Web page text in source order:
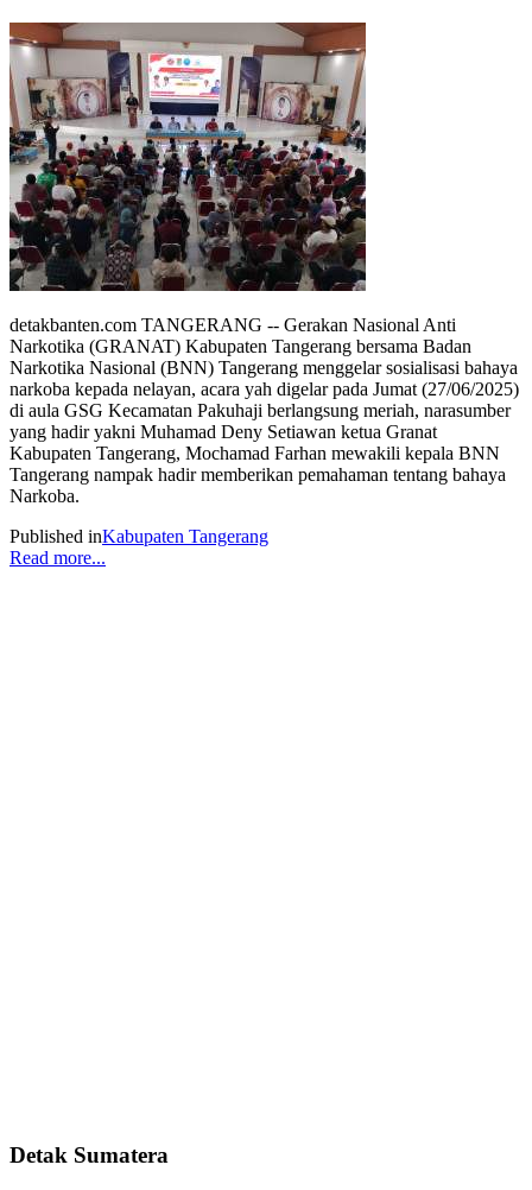
detakbanten.com TANGERANG -- Gerakan Nasional Anti
Narkotika (GRANAT) Kabupaten Tangerang bersama Badan
Narkotika Nasional (BNN) Tangerang menggelar sosialisasi bahaya
narkoba kepada nelayan, acara yah digelar pada Jumat (27/06/2025)
di aula GSG Kecamatan Pakuhaji berlangsung meriah, narasumber
yang hadir yakni Muhamad Deny Setiawan ketua Granat
Kabupaten Tangerang, Mochamad Farhan mewakili kepala BNN
Tangerang nampak hadir memberikan pemahaman tentang bahaya
Narkoba.
Published inKabupaten Tangerang
Read more...
Detak Sumatera